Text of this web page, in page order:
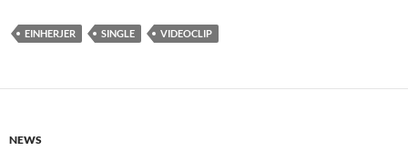
EINHERJER SINGLE VIDEOCLIP
NEWS